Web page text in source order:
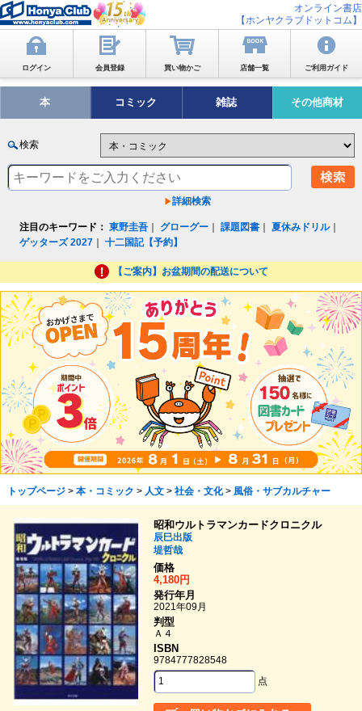
オンライン書店
【ホンヤクラブドットコム】
ログイン 会員登録 買い物かご 店舗一覧 ご利用ガイド
本 コミック 雑誌 その他商材
検索
詳細検索
注目のキーワード： 東野圭吾 グローグー ｜課題図書 ｜夏休みドリル｜
ゲッターズ 2027 ｜十二国記【予約】
【ご案内】お盆期間の配送について
トップページ> 本・コミック > 人文> 社会・文化> 風俗・サブカルチャー
昭和ウルトラマンカードクロニクル
辰巳出版
堤哲哉
価格
4,180円
発行年月
2021年09月
判型
Ａ４
ISBN
9784777828548
点